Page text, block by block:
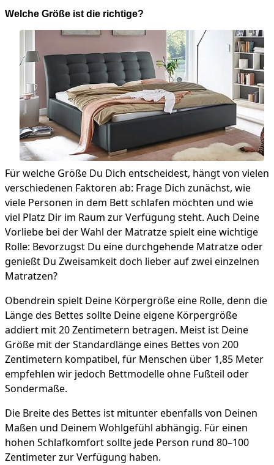
Welche Größe ist die richtige?
Für welche Größe Du Dich entscheidest, hängt von vielen
verschiedenen Faktoren ab: Frage Dich zunächst, wie
viele Personen in dem Bett schlafen möchten und wie
viel Platz Dir im Raum zur Verfügung steht. Auch Deine
Vorliebe bei der Wahl der Matratze spielt eine wichtige
Rolle: Bevorzugst Du eine durchgehende Matratze oder
genießt Du Zweisamkeit doch lieber auf zwei einzelnen
Matratzen?
Obendrein spielt Deine Körpergröße eine Rolle, denn die
Länge des Bettes sollte Deine eigene Körpergröße
addiert mit 20 Zentimetern betragen. Meist ist Deine
Größe mit der Standardlänge eines Bettes von 200
Zentimetern kompatibel, für Menschen über 1,85 Meter
empfehlen wir jedoch Bettmodelle ohne Fußteil oder
Sondermaße.
Die Breite des Bettes ist mitunter ebenfalls von Deinen
Maßen und Deinem Wohlgefühl abhängig. Für einen
hohen Schlafkomfort sollte jede Person rund 80–100
Zentimeter zur Verfügung haben.